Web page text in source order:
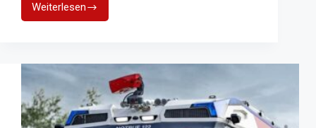
Weiterlesen
Panther
6×6
vollelektrisches
Flugfeldlöschfahrzeug